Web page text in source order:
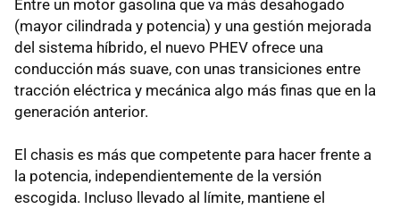
Entre un motor gasolina que va más desahogado
(mayor cilindrada y potencia) y una gestión mejorada
del sistema híbrido, el nuevo PHEV ofrece una
conducción más suave, con unas transiciones entre
tracción eléctrica y mecánica algo más finas que en la
generación anterior.
El chasis es más que competente para hacer frente a
la potencia, independientemente de la versión
escogida. Incluso llevado al límite, mantiene el